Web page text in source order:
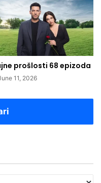
prošlosti 68 epizoda
11, 2026